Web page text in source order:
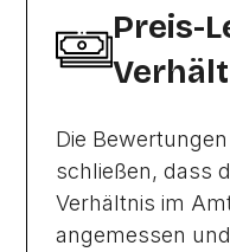
Preis-
Die
schließen, dass
Verhältnis im
angemessen